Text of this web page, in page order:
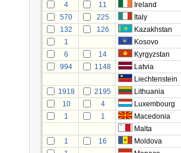
4
11 Ireland
570
225 Italy
132
126 Kazakhstan
1
Kosovo
6
14 Kyrgyzstan
994
1148 Latvia
Liechtenstein
1918
2195 Lithuania
10
4 Luxembourg
1
1 Macedonia
Malta
1
16 Moldova